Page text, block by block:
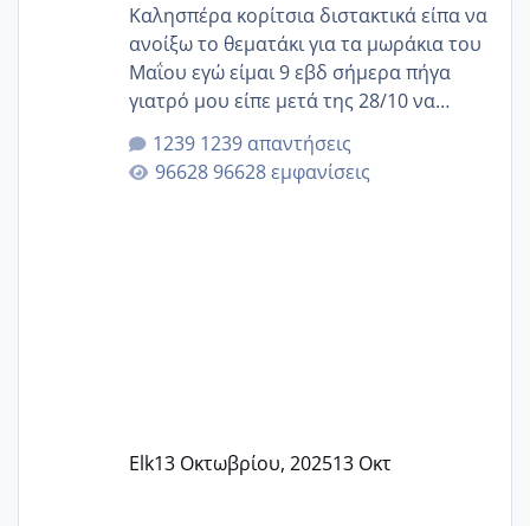
Καλησπέρα κορίτσια διστακτικά είπα να
ανοίξω το θεματάκι για τα μωράκια του
Μαΐου εγώ είμαι 9 εβδ σήμερα πήγα
γιατρό μου είπε μετά της 28/10 να
κλείσω ραντεβού για την αυχενική είναι
καμιά άλλη κοπέλα να γεννάει Μάιο ;;
1239 απαντήσεις
96628 εμφανίσεις
Elk13 Οκτωβρίου, 202513 Οκτ